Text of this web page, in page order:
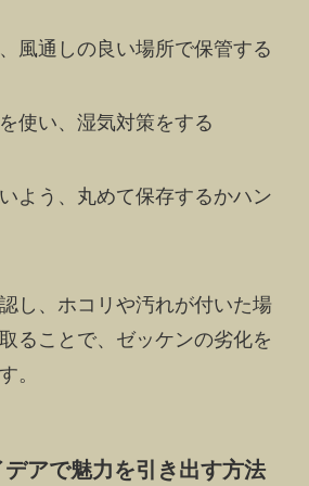
風通しの良い場所で保管する
使い、湿気対策をする
よう、丸めて保存するかハン
し、ホコリや汚れが付いた場
ることで、ゼッケンの劣化を
。
アで魅力を引き出す方法